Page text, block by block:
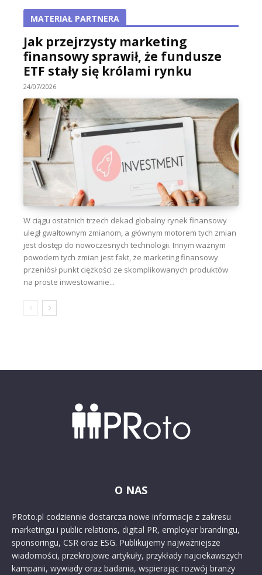
MATERIAŁ PARTNERA
Jak przejrzysty marketing
finansowy sprawił, że fundusze
ETF stały się królami rynku
24/07/2026
W ciągu ostatnich trzech dekad globalny rynek finansowy
uległ gwałtownym zmianom, a głównym motorem tych zmian
jest dostęp do nowoczesnych technologii. Innym ważnym
powodem tych zmian jest fakt, że marketing finansowy
przeniósł punkt ciężkości ze skomplikowanych produktów
na proste inwestowanie...
O NAS
PRoto.pl codziennie dostarcza nowe informacje z zakresu
marketingu i public relations, digital PR, employer brandingu,
sponsoringu, CSR oraz ESG. Publikujemy najważniejsze
wiadomości, przekrojowe artykuły, przykłady najciekawszych
kampanii, wywiady oraz badania, wspierając rozwój branży